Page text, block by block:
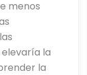
menos
la
la